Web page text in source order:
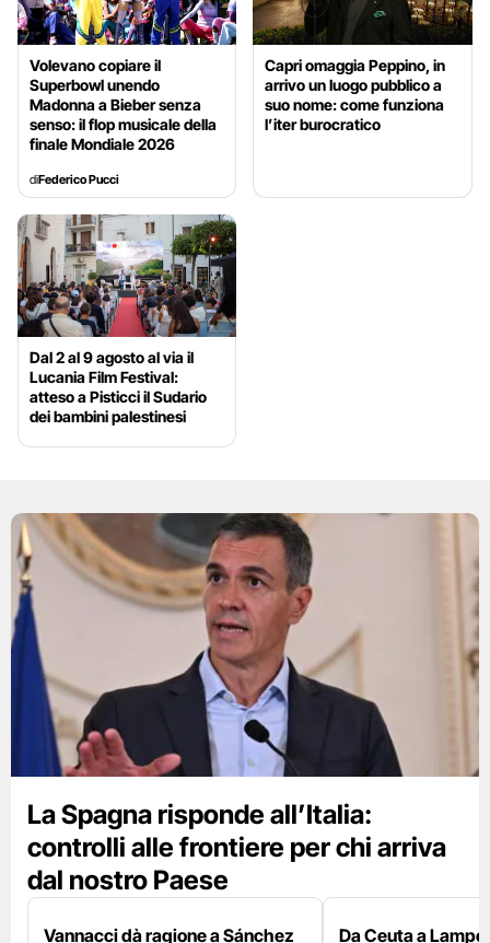
Volevano copiare il
Superbowl unendo
Madonna a Bieber senza
senso: il flop musicale della
finale Mondiale 2026
diFederico Pucci
Capri omaggia Peppino, in
arrivo un luogo pubblico a
suo nome: come funziona
l’iter burocratico
Dal 2 al 9 agosto al via il
Lucania Film Festival:
atteso a Pisticci il Sudario
dei bambini palestinesi
La Spagna risponde all’Italia:
controlli alle frontiere per chi arriva
dal nostro Paese
Vannacci dà ragione a Sánchez Da Ceuta a